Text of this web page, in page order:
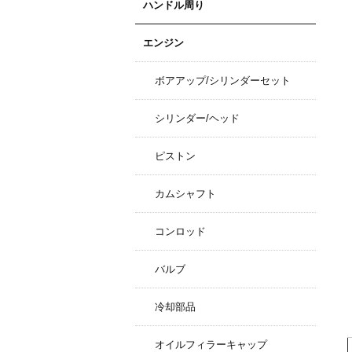
ハンドル周り
エンジン
ボアアップ/シリンダーセット
シリンダー/ヘッド
ピストン
カムシャフト
コンロッド
バルブ
冷却部品
オイルフィラーキャップ